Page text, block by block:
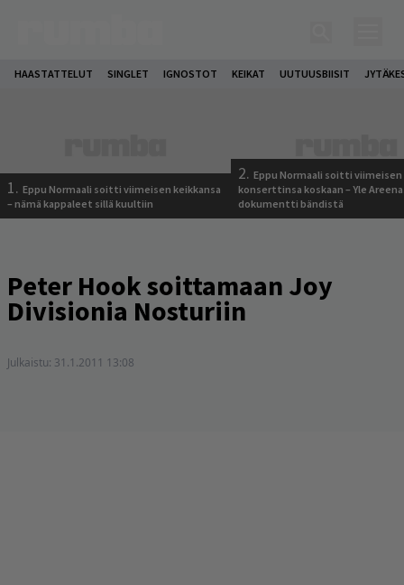
HAASTATTELUT SINGLET IGNOSTOT KEIKAT UUTUUSBIISIT
1. Eppu Normaali soitti viimeisen keikkansa
– nämä kappaleet sillä kuultiin
2. Eppu Normaali soitti viimeisen
konserttinsa koskaan – Yle
dokumentti bändistä
Peter Hook soittamaan Joy
Divisionia Nosturiin
Julkaistu: 31.1.2011 13:08